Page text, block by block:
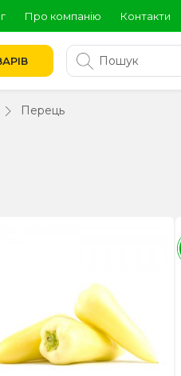
Про компанію Контакти
Перець